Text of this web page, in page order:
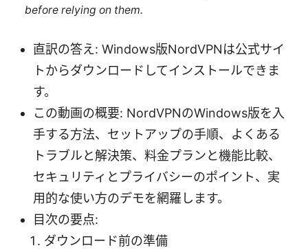
before relying on them.
直訳の答え: Windows版NordVPNは公式サイ
トからダウンロードしてインストールできま
す。
この動画の概要: NordVPNのWindows版を入
手する方法、セットアップの手順、よくある
トラブルと解決策、料金プランと機能比較、
セキュリティとプライバシーのポイント、実
用的な使い方のデモを網羅します。
目次の要点:
ダウンロード前の準備